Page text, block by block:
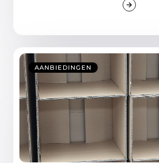
AANBIEDINGEN